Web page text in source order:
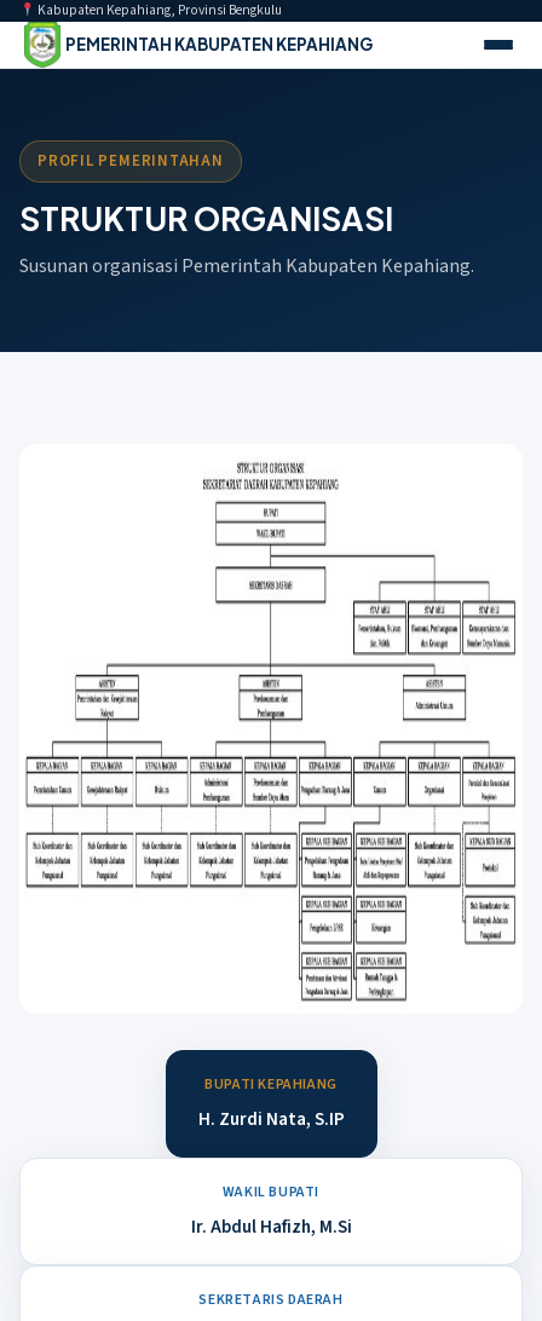
Kabupaten Kepahiang, Provinsi Bengkulu
PEMERINTAH KABUPATEN KEPAHIANG
Buk
a
PROFIL PEMERINTAHAN
STRUKTUR ORGANISASI
Susunan organisasi Pemerintah Kabupaten Kepahiang.
BUPATI KEPAHIANG
H. Zurdi Nata, S.IP
WAKIL BUPATI
Ir. Abdul Hafizh, M.Si
SEKRETARIS DAERAH